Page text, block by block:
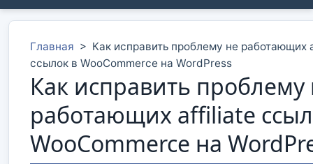
Главная > Как исправить проблему не работающих
ссылок в WooCommerce на WordPress
Как исправить проблему
работающих affiliate
WooCommerce на